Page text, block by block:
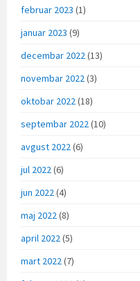
februar 2023 (1)
januar 2023 (9)
decembar 2022(13)
novembar 2022(3)
oktobar 2022(18)
septembar 2022(10)
avgust 2022(6)
jul 2022(6)
jun 2022(4)
maj 2022(8)
april 2022(5)
mart 2022(7)